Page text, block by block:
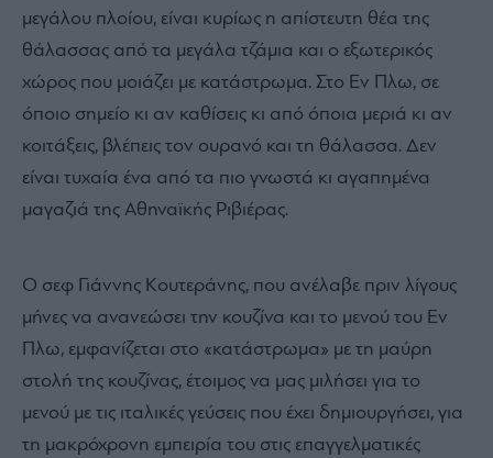
μεγάλου πλοίου, είναι κυρίως η απίστευτη θέα της
θάλασσας από τα μεγάλα τζάμια και ο εξωτερικός
χώρος που μοιάζει με κατάστρωμα. Στο Εν Πλω, σε
όποιο σημείο κι αν καθίσεις κι από όποια μεριά κι αν
κοιτάξεις, βλέπεις τον ουρανό και τη θάλασσα. Δεν
είναι τυχαία ένα από τα πιο γνωστά κι αγαπημένα
μαγαζιά της Αθηναϊκής Ριβιέρας.
Ο σεφ Γιάννης Κουτεράνης, που ανέλαβε πριν λίγους
μήνες να ανανεώσει την κουζίνα και το μενού του Εν
Πλω, εμφανίζεται στο «κατάστρωμα» με τη μαύρη
στολή της κουζίνας, έτοιμος να μας μιλήσει για το
μενού με τις ιταλικές γεύσεις που έχει δημιουργήσει, για
τη μακρόχρονη εμπειρία του στις επαγγελματικές